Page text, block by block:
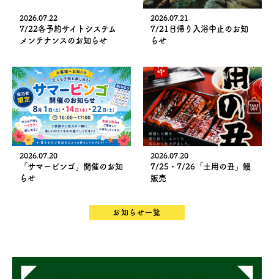
2026.07.22
7/22各予約サイトシステム
メンテナンスのお知らせ
2026.07.21
7/21日帰り入浴中止のお知
らせ
2026.07.20
「サマービンゴ」開催のお知
らせ
2026.07.20
7/25・7/26「土用の丑」鰻
販売
お知らせ一覧